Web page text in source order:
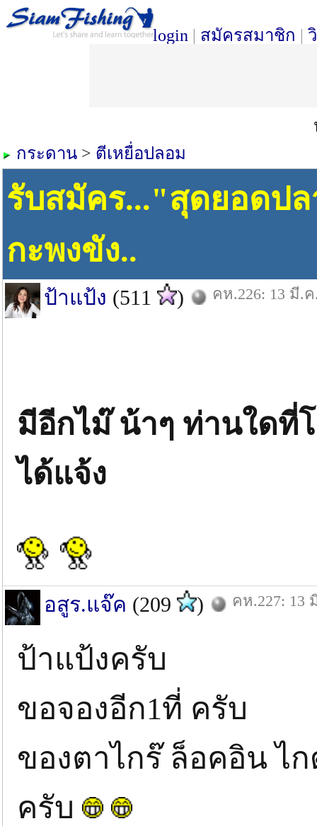
login | สมัครสมาชิก |
กระดาน > ตีเหยื่อปลอม
รับสมัคร..."สุดยอดป
กะพงขัง..
ป้าแป้ง (511 ) คห.226: 13 มี.ค
มีอีกไม๊ น้าๆ ท่านใดที่
ได้แจ้ง
อสูร.แจ๊ค (209 ) คห.227: 13
ป้าแป้งครับ
ขอจองอีก1ที่ ครับ
ของตาไกร๊ ล็อคอิน ไ
ครับ